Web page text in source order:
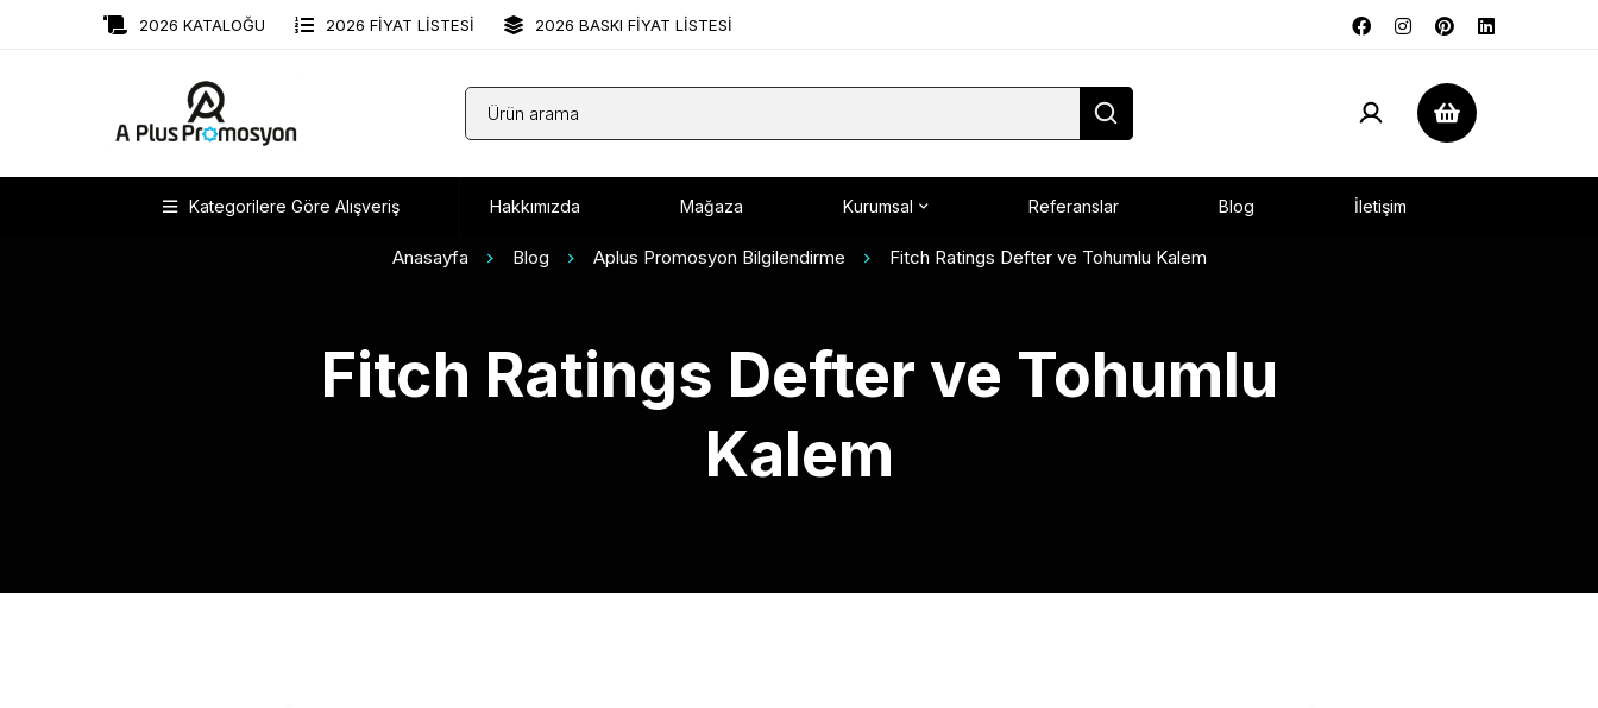
2026 KATALOĞU 2026 FİYAT LİSTESİ 2026 BASKI FİYAT LİSTESİ
Kategorilere Göre Alışveriş Hakkımızda Mağaza Kurumsal Referanslar Blog İletişim
Anasayfa Blog Aplus Promosyon Bilgilendirme Fitch Ratings Defter ve Tohumlu Kalem
Fitch Ratings Defter ve Tohumlu
Kalem